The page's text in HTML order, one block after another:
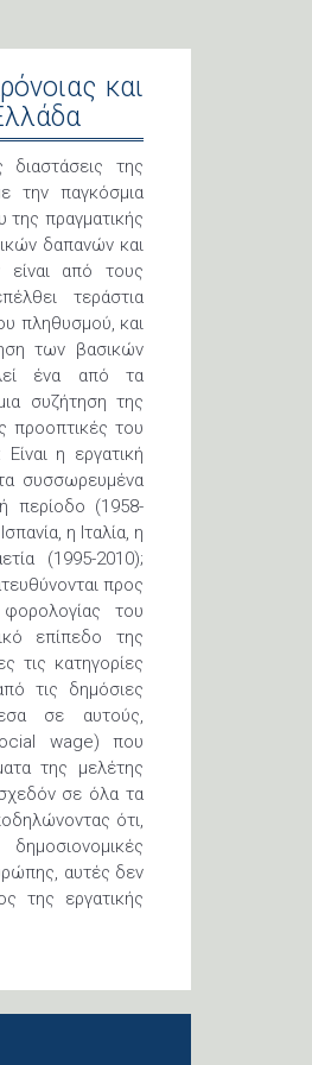
και
της
την παγκόσμια
της πραγματικής
δαπανών και
από τους
τεράστια
πληθυσμού, και
των βασικών
ένα από τα
συζήτηση της
προοπτικές του
η εργατική
συσσωρευμένα
περίοδο (1958-
η Ιταλία, η
(1995-2010);
προς
του
επίπεδο της
τις κατηγορίες
τις δημόσιες
σε αυτούς,
wage) που
της μελέτης
σε όλα τα
ότι,
αυτές δεν
της εργατικής